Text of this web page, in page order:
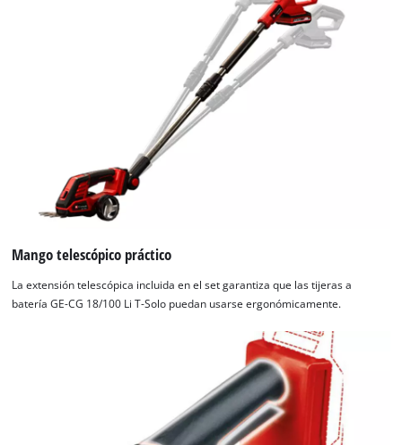
Mango telescópico práctico
La extensión telescópica incluida en el set garantiza que las tijeras a
batería GE-CG 18/100 Li T-Solo puedan usarse ergonómicamente.